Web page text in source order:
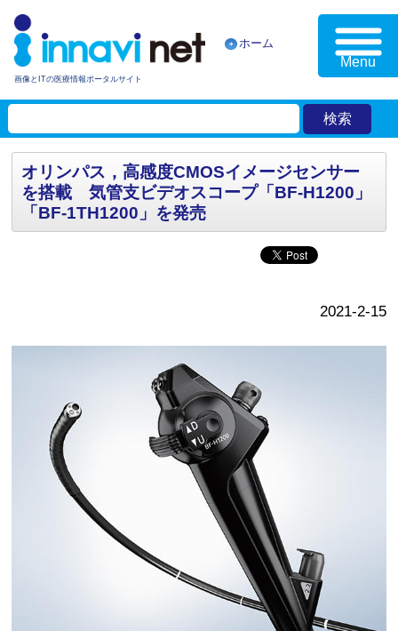
画像とITの医療情報ポータルサイト
ホーム
Menu
オリンパス，高感度CMOSイメージセンサー
を搭載 気管支ビデオスコープ「BF-H1200」
「BF-1TH1200」を発売
2021-2-15